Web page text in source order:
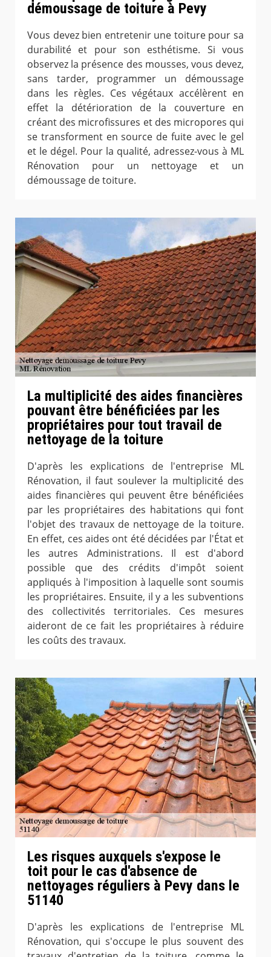
démoussage de toiture à Pevy
Vous devez bien entretenir une toiture pour sa
durabilité et pour son esthétisme. Si vous
observez la présence des mousses, vous devez,
sans tarder, programmer un démoussage
dans les règles. Ces végétaux accélèrent en
effet la détérioration de la couverture en
créant des microfissures et des micropores qui
se transforment en source de fuite avec le gel
et le dégel. Pour la qualité, adressez-vous à ML
Rénovation pour un nettoyage et un
démoussage de toiture.
La multiplicité des aides financières
pouvant être bénéficiées par les
propriétaires pour tout travail de
nettoyage de la toiture
D'après les explications de l'entreprise ML
Rénovation, il faut soulever la multiplicité des
aides financières qui peuvent être bénéficiées
par les propriétaires des habitations qui font
l'objet des travaux de nettoyage de la toiture.
En effet, ces aides ont été décidées par l'État et
les autres Administrations. Il est d'abord
possible que des crédits d'impôt soient
appliqués à l'imposition à laquelle sont soumis
les propriétaires. Ensuite, il y a les subventions
des collectivités territoriales. Ces mesures
aideront de ce fait les propriétaires à réduire
les coûts des travaux.
Les risques auxquels s'expose le
toit pour le cas d'absence de
nettoyages réguliers à Pevy dans le
51140
D'après les explications de l'entreprise ML
Rénovation, qui s'occupe le plus souvent des